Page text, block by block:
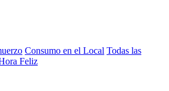
Consumo en el Local Todas las
Feliz